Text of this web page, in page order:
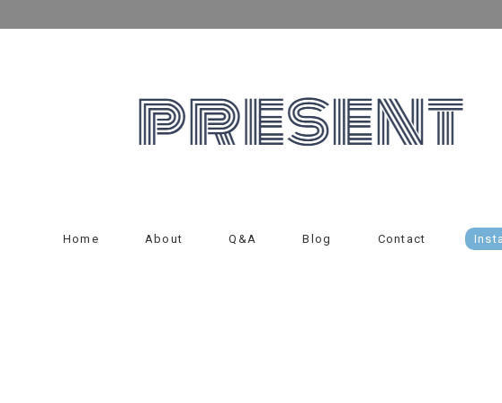
Home About Q&A Blog Contact